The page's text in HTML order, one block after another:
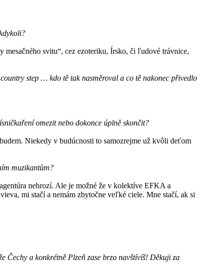
svitu“, cez ezoteriku, Írsko, či ľudové trávnice,
step … kdo tě tak nasměroval a co tě nakonec přivedlo
omezit nebo dokonce úplně skončit?
Niekedy v budúcnosti to samozrejme už kvôli deťom
muzikantům?
nehrozí. Ale je možné že v kolektíve EFKA a
mi stačí a nemám zbytočne veľké ciele. Mne stačí, ak si
Čechy a konkrétně Plzeň zase brzo navštívíš! Děkuji za